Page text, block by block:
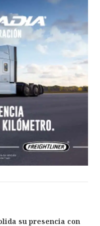
su presencia con